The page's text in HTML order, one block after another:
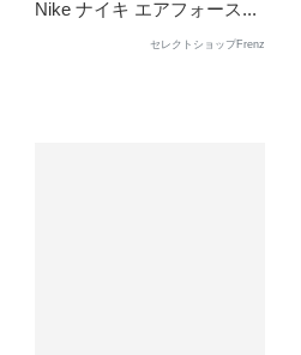
Nike ナイキ エアフォース...
セレクトショップFrenz